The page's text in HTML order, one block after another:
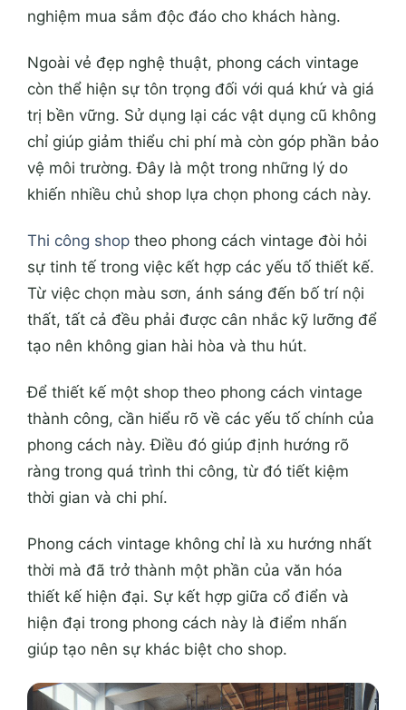
nghiệm mua sắm độc đáo cho khách hàng.
Ngoài vẻ đẹp nghệ thuật, phong cách vintage
còn thể hiện sự tôn trọng đối với quá khứ và giá
trị bền vững. Sử dụng lại các vật dụng cũ không
chỉ giúp giảm thiểu chi phí mà còn góp phần bảo
vệ môi trường. Đây là một trong những lý do
khiến nhiều chủ shop lựa chọn phong cách này.
Thi công shop theo phong cách vintage đòi hỏi
sự tinh tế trong việc kết hợp các yếu tố thiết kế.
Từ việc chọn màu sơn, ánh sáng đến bố trí nội
thất, tất cả đều phải được cân nhắc kỹ lưỡng để
tạo nên không gian hài hòa và thu hút.
Để thiết kế một shop theo phong cách vintage
thành công, cần hiểu rõ về các yếu tố chính của
phong cách này. Điều đó giúp định hướng rõ
ràng trong quá trình thi công, từ đó tiết kiệm
thời gian và chi phí.
Phong cách vintage không chỉ là xu hướng nhất
thời mà đã trở thành một phần của văn hóa
thiết kế hiện đại. Sự kết hợp giữa cổ điển và
hiện đại trong phong cách này là điểm nhấn
giúp tạo nên sự khác biệt cho shop.